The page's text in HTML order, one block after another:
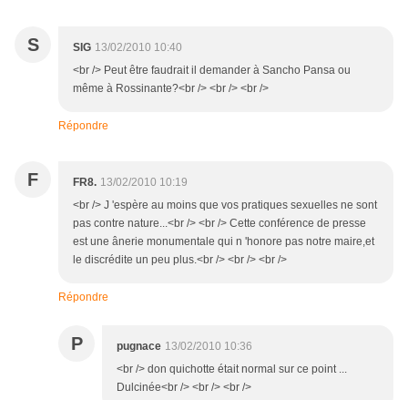
S SIG 13/02/2010 10:40
<br /> Peut être faudrait il demander à Sancho Pansa ou
même à Rossinante?<br /> <br /> <br />
Répondre
F FR8. 13/02/2010 10:19
<br /> J 'espère au moins que vos pratiques sexuelles ne sont
pas contre nature...<br /> <br /> Cette conférence de presse
est une ânerie monumentale qui n 'honore pas notre maire,et
le discrédite un peu plus.<br /> <br /> <br />
Répondre
P pugnace 13/02/2010 10:36
<br /> don quichotte était normal sur ce point ...
Dulcinée<br /> <br /> <br />